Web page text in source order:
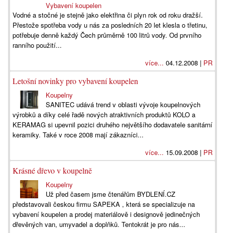
Vybavení koupelen
Vodné a stočné je stejně jako elektřina či plyn rok od roku dražší.
Přestože spotřeba vody u nás za posledních 20 let klesla o třetinu,
potřebuje denně každý Čech průměrně 100 litrů vody. Od prvního
ranního použití...
více... 04.12.2008 | PR
Letošní novinky pro vybavení koupelen
Koupelny
SANITEC udává trend v oblasti vývoje koupelnových
výrobků a díky celé řadě nových atraktivních produktů KOLO a
KERAMAG si upevnil pozici druhého největšího dodavatele sanitární
keramiky. Také v roce 2008 mají zákazníci...
více... 15.09.2008 | PR
Krásné dřevo v koupelně
Koupelny
Už před časem jsme čtenářům BYDLENÍ.CZ
představovali českou firmu SAPEKA , která se specializuje na
vybavení koupelen a prodej materiálově i designově jedinečných
dřevěných van, umyvadel a doplňků. Tentokrát je pro nás...